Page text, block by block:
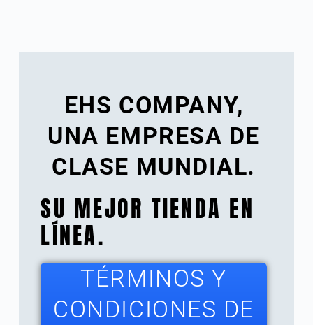
EHS COMPANY,
UNA EMPRESA DE
CLASE MUNDIAL.
SU MEJOR TIENDA EN
LÍNEA.
TÉRMINOS Y
CONDICIONES DE